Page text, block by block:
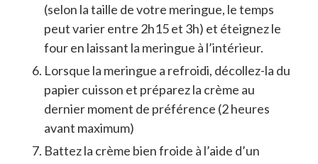
(selon la taille de votre meringue, le temps
peut varier entre 2h15 et 3h) et éteignez le
four en laissant la meringue à l’intérieur.
Lorsque la meringue a refroidi, décollez-la du
papier cuisson et préparez la crème au
dernier moment de préférence (2 heures
avant maximum)
Battez la crème bien froide à l’aide d’un